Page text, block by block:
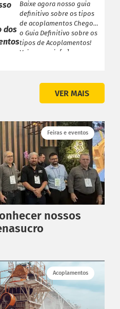
dos
Baixe agora nosso guia
definitivo sobre os tipos
de acoplamentos Chegou
o Guia Definitivo sobre os
tipos de Acoplamentos!
Veja a seguir […]
VER MAIS
Feiras e eventos
nossos
Acoplamentos